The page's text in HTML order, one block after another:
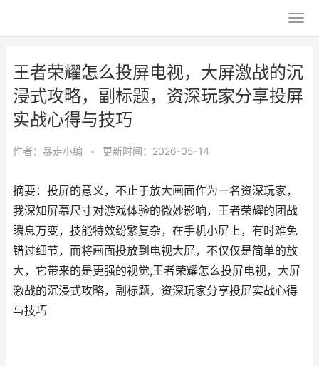
王者荣耀怎么投屏电视，大屏激战的沉
浸式攻略，副标题，资深玩家分享投屏
实战心得与技巧
作者： 暴走小编 • 更新时间：2026-05-14
摘要：投屏的意义，不止于放大画面作为一名资深玩家，
我深知屏幕尺寸对游戏体验的微妙影响，王者荣耀的团战
瞬息万变，技能特效纷繁复杂，在手机小屏上，有时难免
错过细节，而将画面投放到电视大屏，不仅仅是简单的放
大，它带来的是更强的视觉,王者荣耀怎么投屏电视，大屏
激战的沉浸式攻略，副标题，资深玩家分享投屏实战心得
与技巧